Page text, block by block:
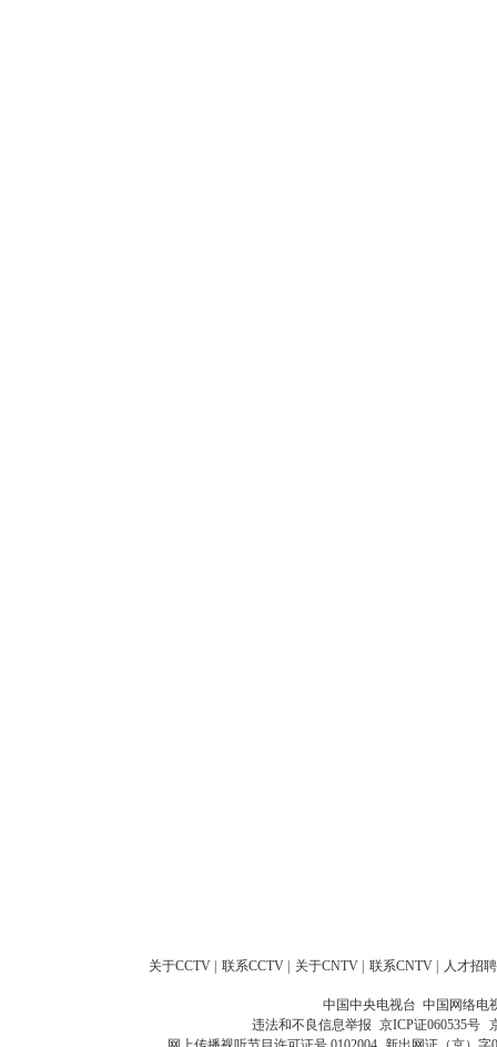
关于CCTV 联系CCTV 关于CNTV 联系CNTV 人才招聘
中国中央电视台 中国网络电
违法和不良信息举报 京ICP证060535号